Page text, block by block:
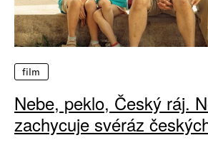
film
Nebe, peklo, Český ráj.
zachycuje svéráz